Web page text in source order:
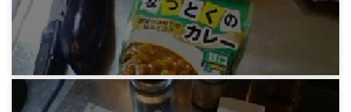
13 years ago
MRRHP